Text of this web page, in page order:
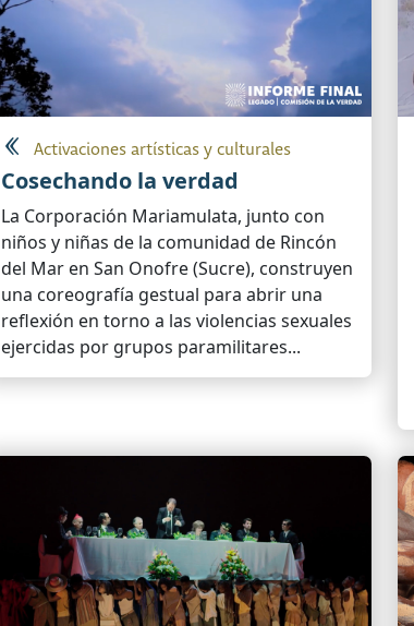
Activaciones artísticas y culturales
Cosechando la verdad
La Corporación Mariamulata, junto con
niños y niñas de la comunidad de Rincón
del Mar en San Onofre (Sucre), construyen
una coreografía gestual para abrir una
reflexión en torno a las violencias sexuales
ejercidas por grupos paramilitares...